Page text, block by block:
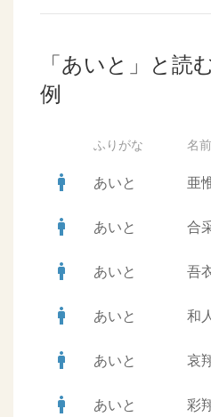
「あいと」と読
例
ふりがな 名前
man あいと 亜
man あいと 合
man あいと 吾
man あいと 和
man あいと 哀
man あいと 彩